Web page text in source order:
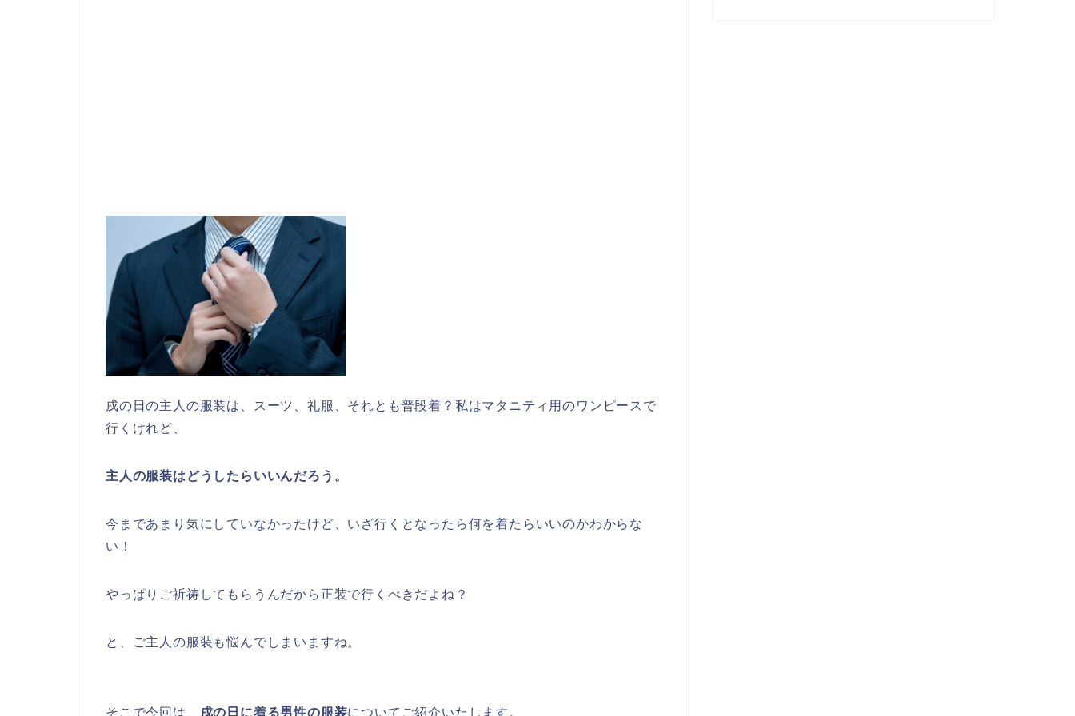
戌の日の主人の服装は、スーツ、礼服、それとも普段着？私はマタニティ用のワンピースで
行くけれど、
主人の服装はどうしたらいいんだろう。
今まであまり気にしていなかったけど、いざ行くとなったら何を着たらいいのかわからな
い！
やっぱりご祈祷してもらうんだから正装で行くべきだよね？
と、ご主人の服装も悩んでしまいますね。
そこで今回は、 戌の日に着る男性の服装についてご紹介いたします。